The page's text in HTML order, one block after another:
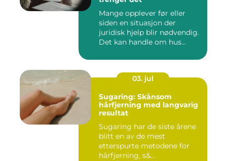
Mange opplever før eller
siden en situasjon der
juridisk hjelp blir nødvendig.
Det kan handle om hus...
03. jul
Sugaring: Skånsom
hårfjerning med langvarig
resultat
Sugaring har de siste årene
blitt en av de mest
etterspurte metodene for
hårfjerning, s&...